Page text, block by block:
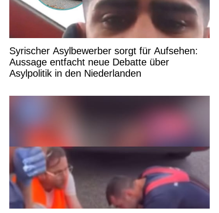
Syrischer Asylbewerber sorgt für Aufsehen:
Aussage entfacht neue Debatte über
Asylpolitik in den Niederlanden